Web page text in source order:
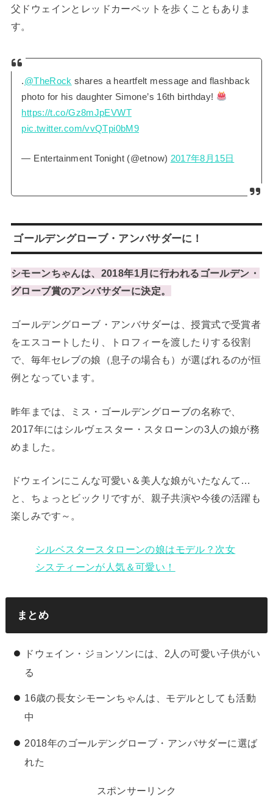
父ドウェインとレッドカーペットを歩くこともありま
す。
.@TheRock shares a heartfelt message and flashback
photo for his daughter Simone’s 16th birthday!
https://t.co/Gz8mJpEVWT
pic.twitter.com/vvQTpi0bM9
— Entertainment Tonight (@etnow) 2017年8月15日
ゴールデングローブ・アンバサダーに！
シモーンちゃんは、2018年1月に行われるゴールデン・
グローブ賞のアンバサダーに決定。
ゴールデングローブ・アンバサダーは、授賞式で受賞者
をエスコートしたり、トロフィーを渡したりする役割
で、毎年セレブの娘（息子の場合も）が選ばれるのが恒
例となっています。
昨年までは、ミス・ゴールデングローブの名称で、
2017年にはシルヴェスター・スタローンの3人の娘が務
めました。
ドウェインにこんな可愛い＆美人な娘がいたなんて…
と、ちょっとビックリですが、親子共演や今後の活躍も
楽しみです～。
シルベスタースタローンの娘はモデル？次女
システィーンが人気＆可愛い！
まとめ
ドウェイン・ジョンソンには、2人の可愛い子供がい
る
16歳の長女シモーンちゃんは、モデルとしても活動
中
2018年のゴールデングローブ・アンバサダーに選ば
れた
スポンサーリンク